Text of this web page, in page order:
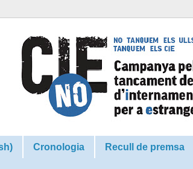
Cronologia Recull de premsa